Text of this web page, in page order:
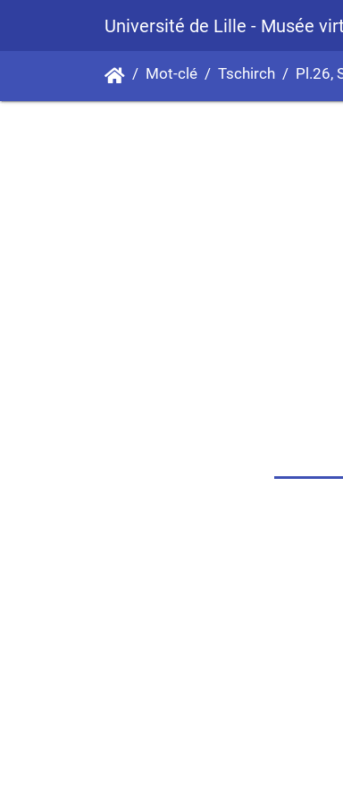
Université de Lille - Musée
Mot-clé Tschirch Pl.26,